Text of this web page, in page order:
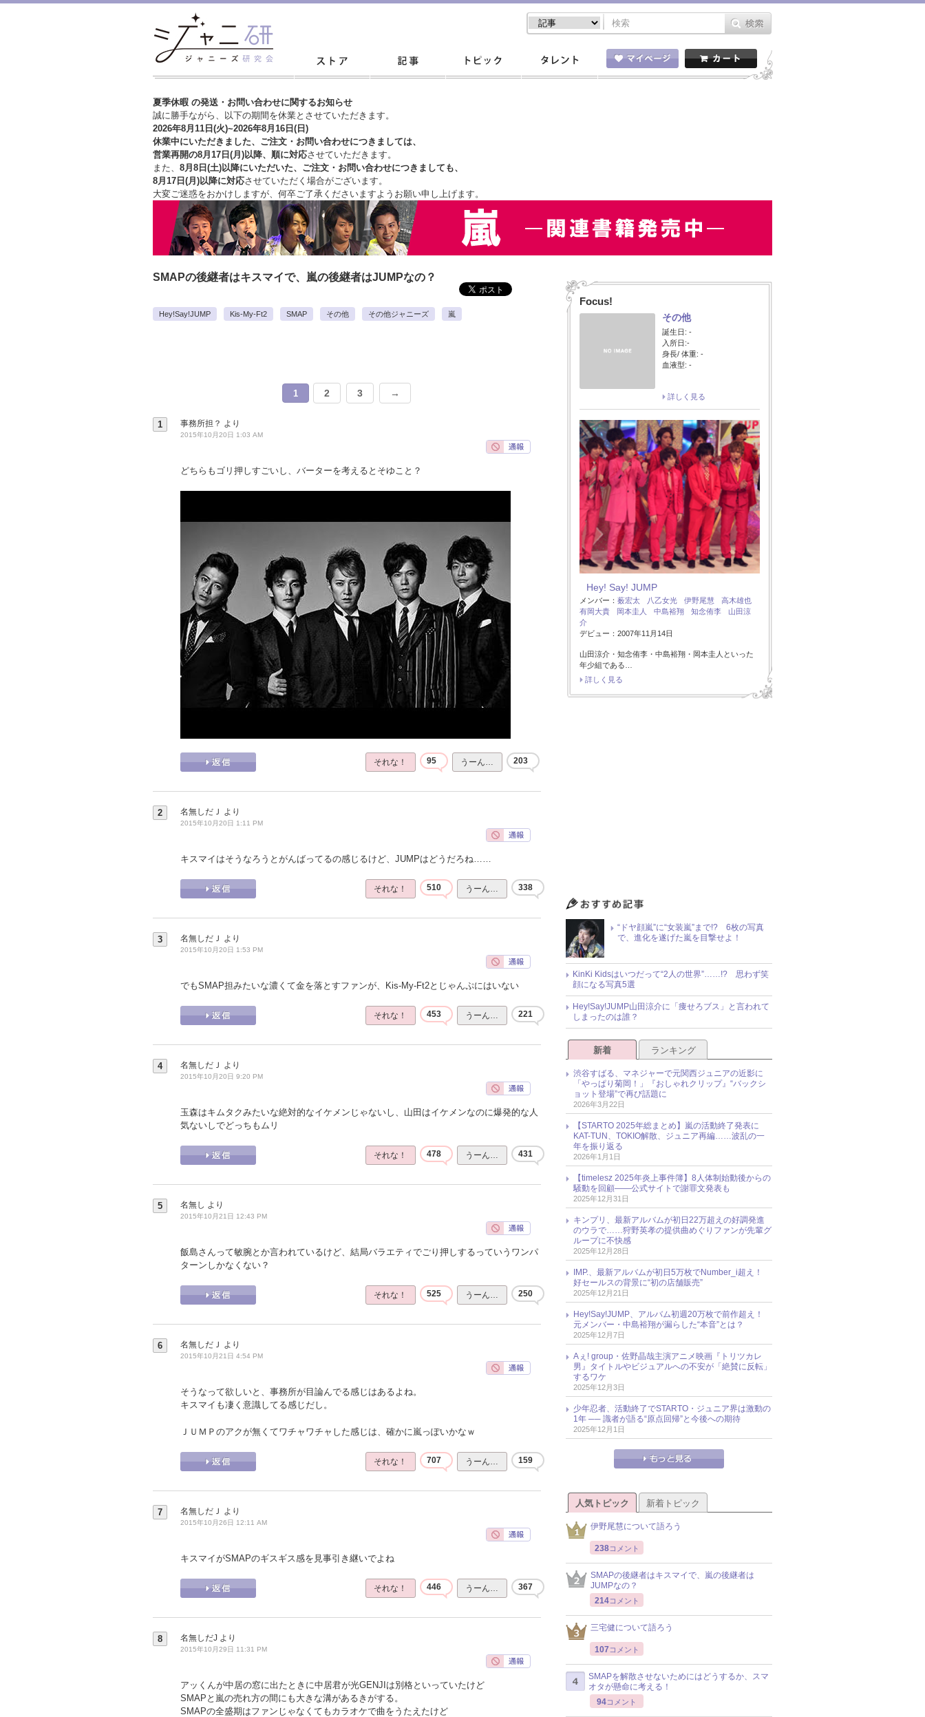
夏季休暇 の発送・お問い合わせに関するお知らせ
誠に勝手ながら、以下の期間を休業とさせていただきます。
2026年8月11日(火)~2026年8月16日(日)
休業中にいただきました、ご注文・お問い合わせにつきましては、
営業再開の8月17日(月)以降、順に対応させていただきます。
また、 8月8日(土)以降にいただいた、ご注文・ お問い合わせにつきましても、
8月17日(月)以降に対応させていただく場合がございます。
大変ご迷惑をおかけしますが、 何卒ご了承くださいますようお願い申し上げます。
SMAPの後継者はキスマイで、嵐の後継者はJUMPなの？
Hey!Say!JUMP Kis-My-Ft2 SMAP その他 その他ジャニーズ 嵐
1 2 3 →
1 事務所担？ より
2015年10月20日 1:03 AM
どちらもゴリ押しすごいし、バーターを考えるとそゆこと？
それな！ 95 うーん… 203
2 名無しだＪ より
2015年10月20日 1:11 PM
キスマイはそうなろうとがんばってるの感じるけど、JUMPはどうだろね……
それな！ 510 うーん… 338
3 名無しだＪ より
2015年10月20日 1:53 PM
でもSMAP担みたいな濃くて金を落とすファンが、Kis-My-Ft2とじゃんぷにはいない
それな！ 453 うーん… 221
4 名無しだＪ より
2015年10月20日 9:20 PM
玉森はキムタクみたいな絶対的なイケメンじゃないし、山田はイケメンなのに爆発的な人
気ないしでどっちもムリ
それな！ 478 うーん… 431
5 名無し より
2015年10月21日 12:43 PM
飯島さんって敏腕とか言われているけど、結局バラエティでごり押しするっていうワンパ
ターンしかなくない？
それな！ 525 うーん… 250
6 名無しだＪ より
2015年10月21日 4:54 PM
そうなって欲しいと、事務所が目論んでる感じはあるよね。
キスマイも凄く意識してる感じだし。
ＪＵＭＰのアクが無くてワチャワチャした感じは、確かに嵐っぽいかなｗ
それな！ 707 うーん… 159
7 名無しだＪ より
2015年10月26日 12:11 AM
キスマイがSMAPのギスギス感を見事引き継いでよね
それな！ 446 うーん… 367
8 名無しだJ より
2015年10月29日 11:31 PM
アッくんが中居の窓に出たときに中居君が光GENJIは別格といっていたけど
SMAPと嵐の売れ方の間にも大きな溝があるきがする。
SMAPの全盛期はファンじゃなくてもカラオケで曲をうたえたけど
Focus!
その他
誕生日: -
入所日:-
身長/ 体重: -
血液型: -
詳しく見る
Hey! Say! JUMP
メンバー： 薮宏太 八乙女光 伊野尾慧
高木雄也
有岡大貴
岡本圭人 中島裕翔 知念侑李
山田涼
介
デビュー：2007年11月14日
山田涼介・知念侑李・中島裕翔・岡本圭人といった
年少組である…
詳しく見る
“ドヤ顔嵐”に“女装嵐”まで!? 6枚の写真
で、進化を遂げた嵐を目撃せよ！
KinKi Kidsはいつだって“2人の世界”……!? 思わず笑
顔になる写真5選
Hey!Say!JUMP山田涼介に「痩せろブス」と言われて
しまったのは誰？
新着 ランキング
渋谷すばる、マネジャーで元関西ジュニアの近影に
「やっぱり菊岡！」『おしゃれクリップ』“バックシ
ョット登場”で再び話題に
2026年3月22日
【STARTO 2025年総まとめ】嵐の活動終了発表に
KAT-TUN、TOKIO解散、ジュニア再編……波乱の一
年を振り返る
2026年1月1日
【timelesz 2025年炎上事件簿】8人体制始動後からの
騒動を回顧――公式サイトで謝罪文発表も
2025年12月31日
キンプリ、最新アルバムが初日22万超えの好調発進
のウラで……狩野英孝の提供曲めぐりファンが先輩グ
ループに不快感
2025年12月28日
IMP.、最新アルバムが初日5万枚でNumber_i超え！
好セールスの背景に“初の店舗販売”
2025年12月21日
Hey!Say!JUMP、アルバム初週20万枚で前作超え！
元メンバー・中島裕翔が漏らした“本音”とは？
2025年12月7日
Aぇ! group・佐野晶哉主演アニメ映画『トリツカレ
男』タイトルやビジュアルへの不安が「絶賛に反転」
するワケ
2025年12月3日
少年忍者、活動終了でSTARTO・ジュニア界は激動の
1年 ── 識者が語る“原点回帰”と今後への期待
2025年12月1日
人気トピック 新着トピック
伊野尾慧について語ろう
238コメント
SMAPの後継者はキスマイで、嵐の後継者は
JUMPなの？
214コメント
三宅健について語ろう
107 コメント
SMAPを解散させないためにはどうするか、スマ
オタが懸命に考える！
94コメント